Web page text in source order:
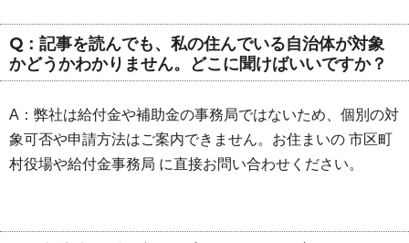
Q：記事を読んでも、私の住んでいる自治体が対象
かどうかわかりません。どこに聞けばいいですか？
A：弊社は給付金や補助金の事務局ではないため、個別の対
象可否や申請方法はご案内できません。お住まいの 市区町
村役場や給付金事務局 に直接お問い合わせください。